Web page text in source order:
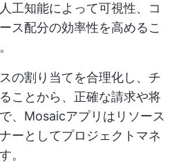
工知能によって可視性、コ
ス配分の効率性を高めるこ
の割り当てを合理化し、チ
ことから、正確な請求や将
、Mosaicアプリはリソース
ーとしてプロジェクトマネ
。